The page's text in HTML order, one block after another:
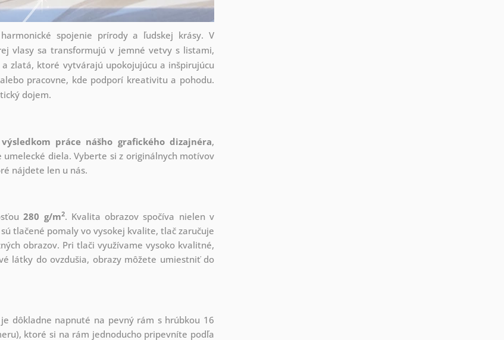
spojenie prírody a ľudskej krásy. V
vlasy sa transformujú v jemné vetvy s listami,
zlatá, ktoré vytvárajú upokojujúcu a inšpirujúcu
pracovne, kde podporí kreativitu a pohodu.
dojem.
práce nášho grafického dizajnéra,
diela. Vyberte si z originálnych motívov
nájdete len u nás.
280 g/m2. Kvalita obrazov spočíva nielen v
tlačené pomaly vo vysokej kvalite, tlač zaručuje
obrazov. Pri tlači využívame vysoko kvalitné,
látky do ovzdušia, obrazy môžete umiestniť do
dôkladne napnuté na pevný rám s hrúbkou 16
ktoré si na rám jednoducho pripevníte podľa